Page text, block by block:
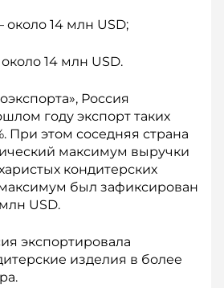
14 млн USD;
14 млн USD.
Россия
году экспорт таких
При этом соседняя страна
максимум выручки
кондитерских
был зафиксирован
USD.
экспортировала
изделия в более